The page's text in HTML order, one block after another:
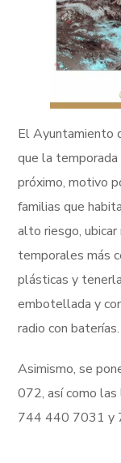
El Ayuntamiento
que la
próximo, motivo
familias que
alto riesgo,
temporales más
plásticas y
embotellada y
radio con baterías.
Asimismo, se
072, así como
744 440 7031 y